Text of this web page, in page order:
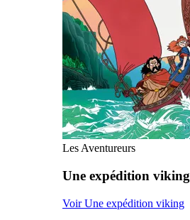
Les Aventureurs
Une expédition viking
Voir Une expédition viking